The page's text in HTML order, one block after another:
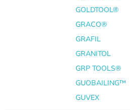
GOLDTOOL®
GRACO®
GRAFIL
GRANITOL
GRP TOOLS®
GUOBAILING™
GUVEX